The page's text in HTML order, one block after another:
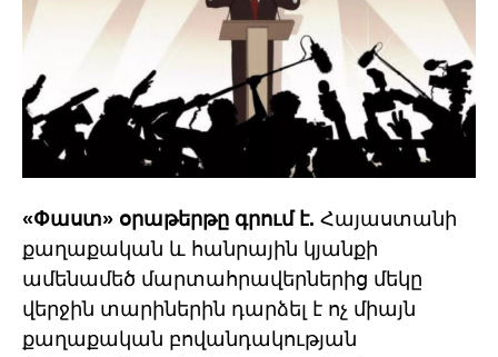
«Փաստ» օրաթերթը գրում է. Հայաստանի
քաղաքական և հանրային կյանքի
ամենամեծ մարտահրավերներից մեկը
վերջին տարիներին դարձել է ոչ միայն
քաղաքական բովանդակության